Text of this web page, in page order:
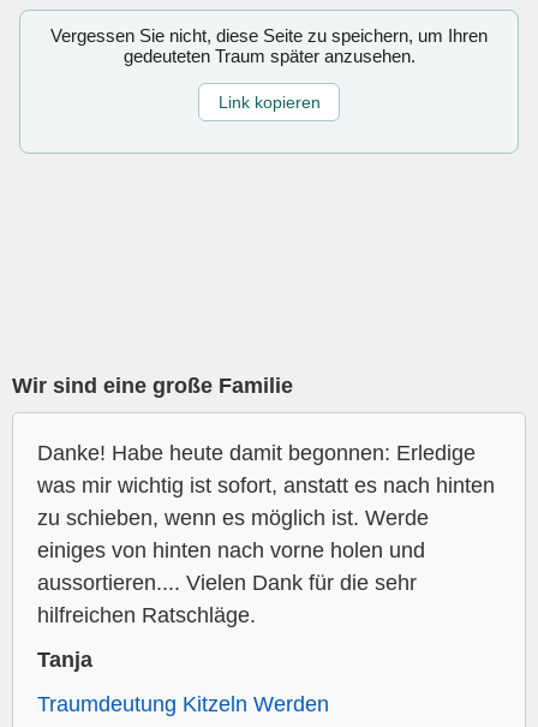
Vergessen Sie nicht, diese Seite zu speichern, um Ihren
gedeuteten Traum später anzusehen.
Link kopieren
Wir sind eine große Familie
Danke! Habe heute damit begonnen: Erledige
was mir wichtig ist sofort, anstatt es nach hinten
zu schieben, wenn es möglich ist. Werde
einiges von hinten nach vorne holen und
aussortieren.... Vielen Dank für die sehr
hilfreichen Ratschläge.
Tanja
Traumdeutung Kitzeln Werden